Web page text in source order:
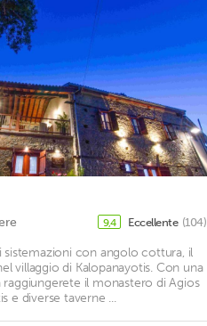
9,4 Eccellente (104)
sistemazioni con angolo cottura, il
villaggio di Kalopanayotis. Con una
raggiungerete il monastero di Agios
e diverse taverne ...